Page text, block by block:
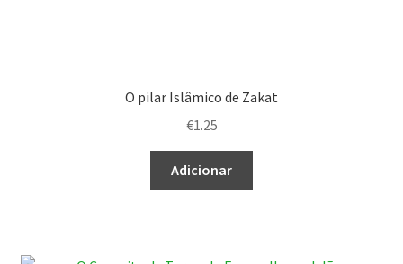
O pilar Islâmico de Zakat
€1.25
Adicionar